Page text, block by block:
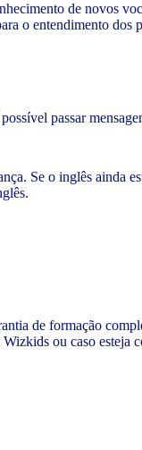
de novos
o entendimento dos
passar
Se o inglês ainda
de formação
ou caso esteja